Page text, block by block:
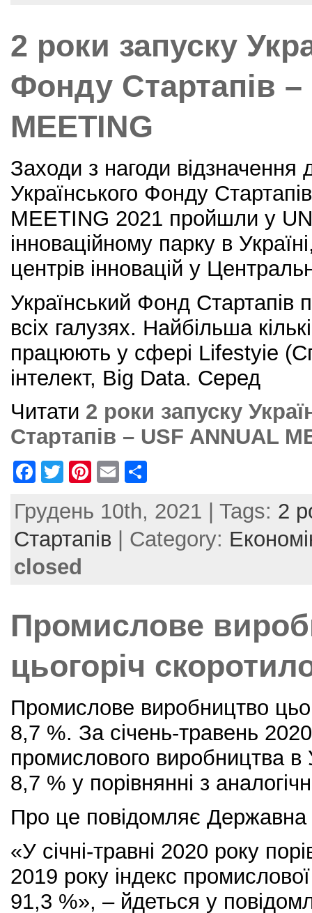
k
2 роки запуску
Фонду Стартапів –
MEETING
Заходи з нагоди відзначення
Українського Фонду
MEETING 2021 пройшли у
інноваційному парку в
центрів інновацій у
Український Фонд Стартапів
всіх галузях. Найбільша
працюють у сфері Lifestyie
інтелект, Big Data. Серед
Читати 2 роки запуску
Стартапів – USF ANNUAL
F
c
e
b
k
T
itt
er
Pi
er
e
E
ai
l
ar
e
Грудень 10th, 2021 | Tags: 2
Стартапів | Category:
closed
Промислове
цьогоріч
Промислове виробництво
8,7 %. За січень-травень
промислового виробництва в
8,7 % у порівнянні з
Про це повідомляє Державна
«У січні-травні 2020 року
2019 року індекс
91,3 %», – йдеться у